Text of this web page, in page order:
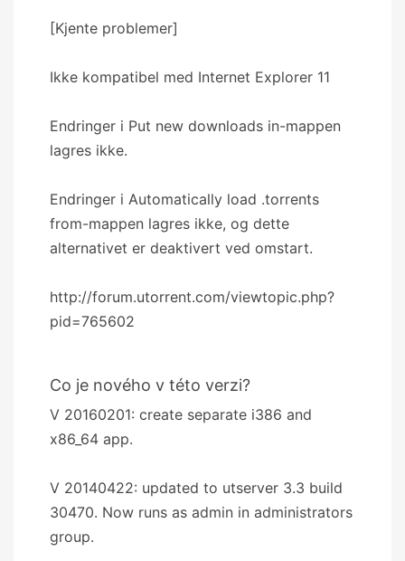
[Kjente problemer]
Ikke kompatibel med Internet Explorer 11
Endringer i Put new downloads in-mappen
lagres ikke.
Endringer i Automatically load .torrents
from-mappen lagres ikke, og dette
alternativet er deaktivert ved omstart.
http://forum.utorrent.com/viewtopic.php?
pid=765602
Co je nového v této verzi?
V 20160201: create separate i386 and
x86_64 app.
V 20140422: updated to utserver 3.3 build
30470. Now runs as admin in administrators
group.